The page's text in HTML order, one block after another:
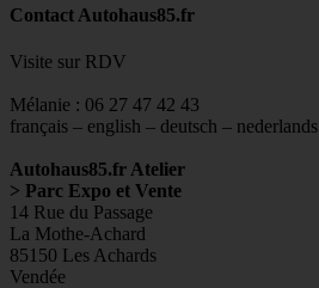
Contact Autohaus85.fr
Visite sur RDV
Mélanie : 06 27 47 42 43
français – english – deutsch – nederlands
Autohaus85.fr Atelier
> Parc Expo et Vente
14 Rue du Passage
La Mothe-Achard
85150 Les Achards
Vendée